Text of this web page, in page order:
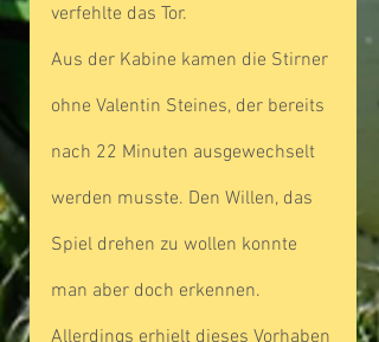
verfehlte das Tor.
Aus der Kabine kamen die Stirner
ohne Valentin Steines, der bereits
nach 22 Minuten ausgewechselt
werden musste. Den Willen, das
Spiel drehen zu wollen konnte
man aber doch erkennen.
Allerdings erhielt dieses Vorhaben